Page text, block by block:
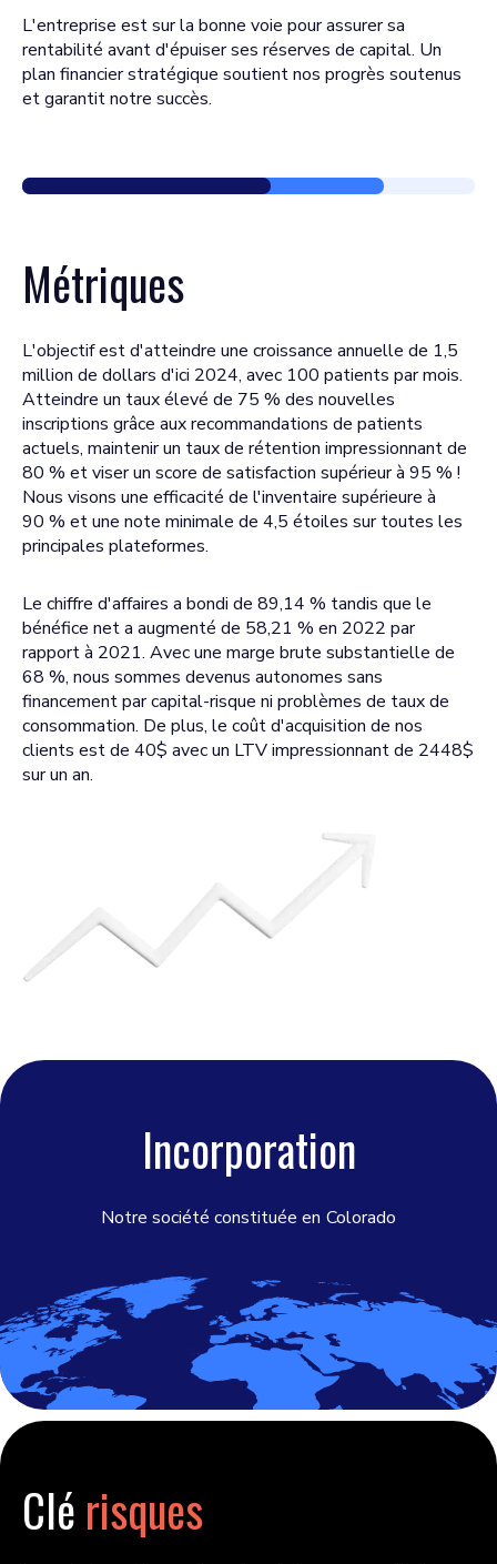
L'entreprise est sur la bonne voie pour assurer sa
rentabilité avant d'épuiser ses réserves de capital. Un
plan financier stratégique soutient nos progrès soutenus
et garantit notre succès.
Métriques
L'objectif est d'atteindre une croissance annuelle de 1,5
million de dollars d'ici 2024, avec 100 patients par mois.
Atteindre un taux élevé de 75 % des nouvelles
inscriptions grâce aux recommandations de patients
actuels, maintenir un taux de rétention impressionnant de
80 % et viser un score de satisfaction supérieur à 95 % !
Nous visons une efficacité de l'inventaire supérieure à
90 % et une note minimale de 4,5 étoiles sur toutes les
principales plateformes.
Le chiffre d'affaires a bondi de 89,14 % tandis que le
bénéfice net a augmenté de 58,21 % en 2022 par
rapport à 2021. Avec une marge brute substantielle de
68 %, nous sommes devenus autonomes sans
financement par capital-risque ni problèmes de taux de
consommation. De plus, le coût d'acquisition de nos
clients est de 40$ avec un LTV impressionnant de 2448$
sur un an.
Incorporation
Notre société constituée en Colorado
Clé risques